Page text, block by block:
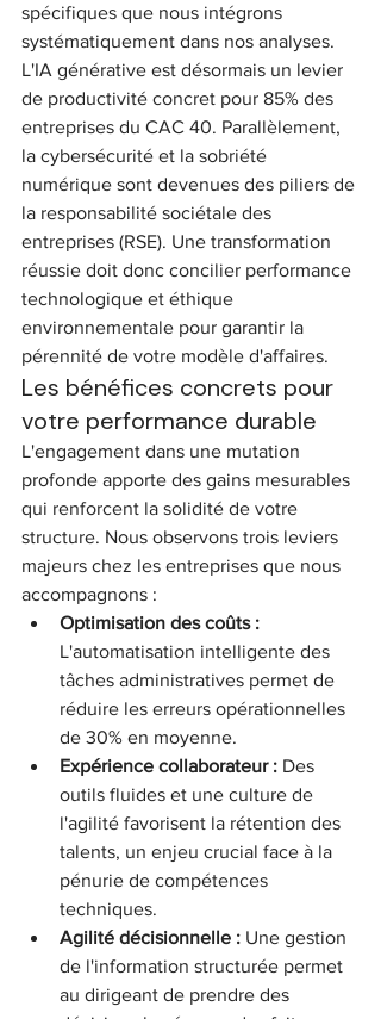
spécifiques que nous intégrons
systématiquement dans nos analyses.
L'IA générative est désormais un levier
de productivité concret pour 85% des
entreprises du CAC 40. Parallèlement,
la cybersécurité et la sobriété
numérique sont devenues des piliers de
la responsabilité sociétale des
entreprises (RSE). Une transformation
réussie doit donc concilier performance
technologique et éthique
environnementale pour garantir la
pérennité de votre modèle d'affaires.
Les bénéfices concrets pour
votre performance durable
L'engagement dans une mutation
profonde apporte des gains mesurables
qui renforcent la solidité de votre
structure. Nous observons trois leviers
majeurs chez les entreprises que nous
accompagnons :
Optimisation des coûts :
L'automatisation intelligente des
tâches administratives permet de
réduire les erreurs opérationnelles
de 30% en moyenne.
Expérience collaborateur : Des
outils fluides et une culture de
l'agilité favorisent la rétention des
talents, un enjeu crucial face à la
pénurie de compétences
techniques.
Agilité décisionnelle : Une gestion
de l'information structurée permet
au dirigeant de prendre des